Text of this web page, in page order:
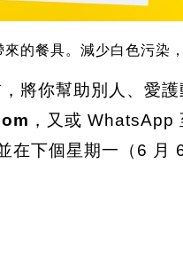
的餐具。減少白色污染
將你幫助別人、愛
，又或 WhatsApp
在下個星期一（6 月